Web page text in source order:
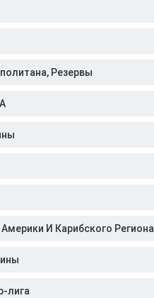
Резервы
И Карибского Региона
лига